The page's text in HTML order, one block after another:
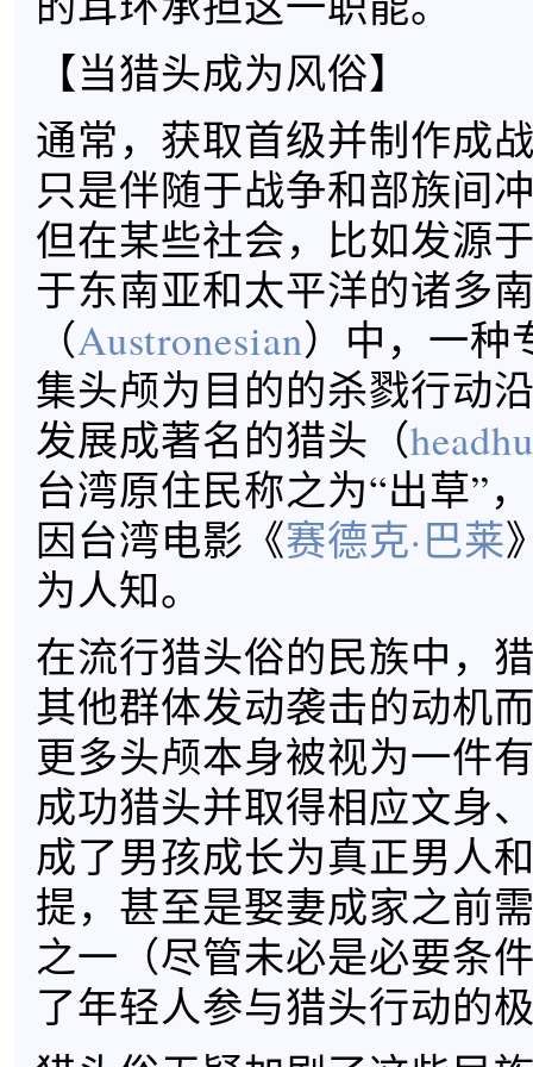
【当猎头成为风俗】
通常，获取首级并制作成
只是伴随于战争和部族间
但在某些社会，比如发源
于东南亚和太平洋的诸多
（Austronesian）中，一种
集头颅为目的的杀戮行动
发展成著名的猎头（
台湾原住民称之为“出草”
因台湾电影《赛德克·巴莱
为人知。
在流行猎头俗的民族中，
其他群体发动袭击的动机
更多头颅本身被视为一件
成功猎头并取得相应文身
成了男孩成长为真正男人
提，甚至是娶妻成家之前
之一（尽管未必是必要条
了年轻人参与猎头行动的